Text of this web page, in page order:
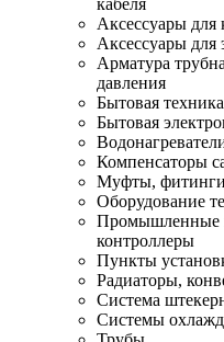
кабеля
Аксессуары для
Аксессуары для
Арматура
давления
Бытовая
Бытовая
Компенсаторы
Муфты, фитинги
Оборудование
Промышленные
контроллеры
Пункты
Радиаторы,
Система
Системы